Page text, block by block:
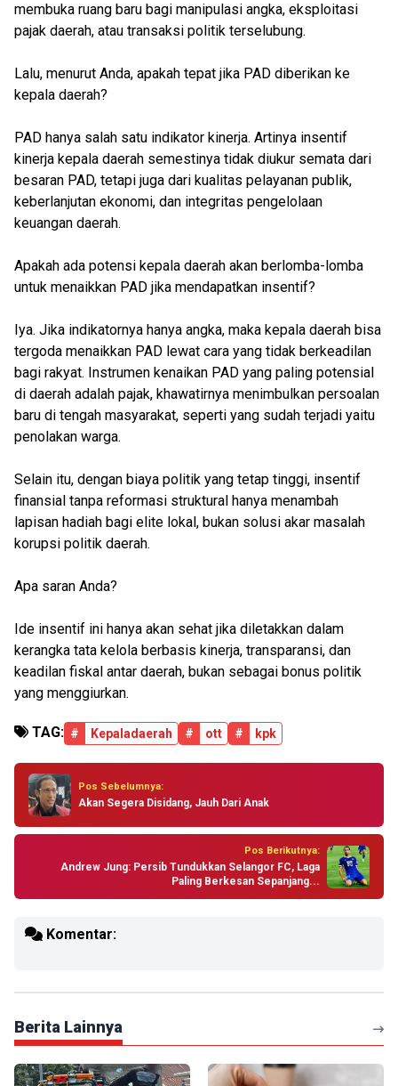
membuka ruang baru bagi manipulasi angka, eksploitasi
pajak daerah, atau transaksi politik terselubung.
Lalu, menurut Anda, apakah tepat jika PAD diberikan ke
kepala daerah?
PAD hanya salah satu indikator kinerja. Artinya insentif
kinerja kepala daerah semestinya tidak diukur semata dari
besaran PAD, tetapi juga dari kualitas pelayanan publik,
keberlanjutan ekonomi, dan integritas pengelolaan
keuangan daerah.
Apakah ada potensi kepala daerah akan berlomba-lomba
untuk menaikkan PAD jika mendapatkan insentif?
Iya. Jika indikatornya hanya angka, maka kepala daerah bisa
tergoda menaikkan PAD lewat cara yang tidak berkeadilan
bagi rakyat. Instrumen kenaikan PAD yang paling potensial
di daerah adalah pajak, khawatirnya menimbulkan persoalan
baru di tengah masyarakat, seperti yang sudah terjadi yaitu
penolakan warga.
Selain itu, dengan biaya politik yang tetap tinggi, insentif
finansial tanpa reformasi struktural hanya menambah
lapisan hadiah bagi elite lokal, bukan solusi akar masalah
korupsi politik daerah.
Apa saran Anda?
Ide insentif ini hanya akan sehat jika diletakkan dalam
kerangka tata kelola berbasis kinerja, transparansi, dan
keadilan fiskal antar daerah, bukan sebagai bonus politik
yang menggiurkan.
TAG: # Kepaladaerah # ott # kpk
Pos Sebelumnya:
Akan Segera Disidang, Jauh Dari Anak
Pos Berikutnya:
Andrew Jung: Persib Tundukkan Selangor FC, Laga
Paling Berkesan Sepanjang...
Komentar:
Berita Lainnya